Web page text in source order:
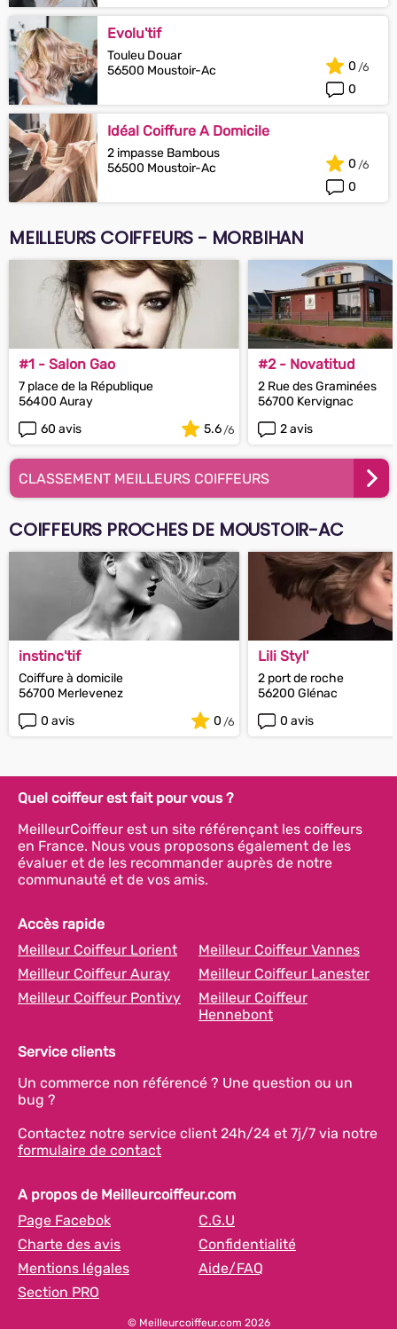
Evolu'tif
Touleu Douar
56500 Moustoir-Ac
0
0
Idéal Coiffure A Domicile
2 impasse Bambous
56500 Moustoir-Ac
0
0
MEILLEURS COIFFEURS - MORBIHAN
#1 - Salon Gao
7 place de la République
56400 Auray
60 avis
5.6
#2 - Novatitud
2 Rue des Graminées
56700 Kervignac
2 avis
CLASSEMENT MEILLEURS COIFFEURS
COIFFEURS PROCHES DE MOUSTOIR-AC
instinc'tif
Coiffure à domicile
56700 Merlevenez
0 avis
0
Lili Styl'
2 port de roche
56200 Glénac
0 avis
Quel coiffeur est fait pour vous ?
MeilleurCoiffeur est un site référençant les coiffeurs
en France. Nous vous proposons également de les
évaluer et de les recommander auprès de notre
communauté et de vos amis.
Accès rapide
Meilleur Coiffeur Lorient
Meilleur Coiffeur Vannes
Meilleur Coiffeur Auray
Meilleur Coiffeur Lanester
Meilleur Coiffeur Pontivy
Meilleur Coiffeur
Hennebont
Service clients
Un commerce non référencé ? Une question ou un
bug ?
Contactez notre service client 24h/24 et 7j/7 via notre
formulaire de contact
A propos de Meilleurcoiffeur.com
Page Facebok
C.G.U
Charte des avis
Confidentialité
Mentions légales
Aide/FAQ
Section PRO
© Meilleurcoiffeur.com 2026